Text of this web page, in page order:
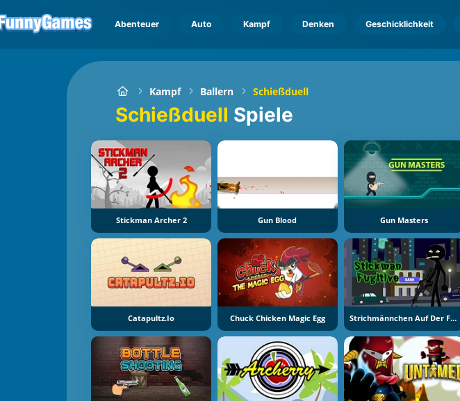
Abenteuer Auto Kampf Denken Geschicklichkeit
Kampf Ballern Schießduell
Schießduell Spiele
Stickman Archer 2 Gun Blood Gun Masters
Catapultz.io Chuck Chicken Magic Egg Strichmännchen Auf Der Flucht